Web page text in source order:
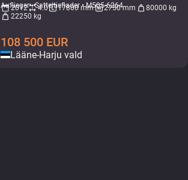
Auflieger - Satteltieflader • M505-6264
2012 4.0 17800 mm 2750 mm
80000 kg
22250 kg
108 500 EUR
Lääne-Harju vald